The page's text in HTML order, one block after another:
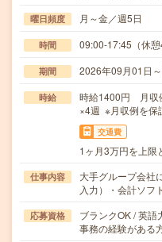
曜日頻度 月～金／週5日
時間 09:00-17:45（休憩
期間 2026年09月01日
時給
時給1400円 月収
×4週 ※月収例を保
交通費
1ヶ月3万円を上限
仕事内容
大手グループ会社
入力）・会計ソ
応募資格
ブランクOK / 英語
事務の経験がある